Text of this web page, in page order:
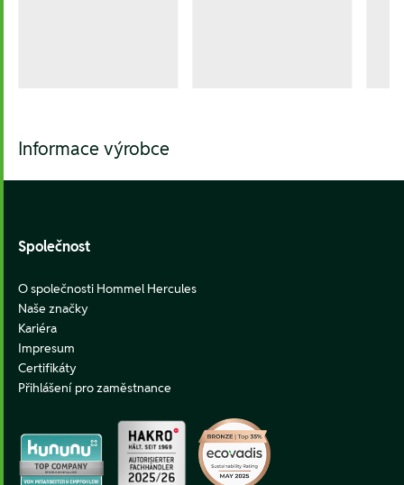
Informace výrobce
Footer
Společnost
O společnosti Hommel Hercules
Naše značky
Kariéra
Impresum
Certifikáty
Přihlášení pro zaměstnance